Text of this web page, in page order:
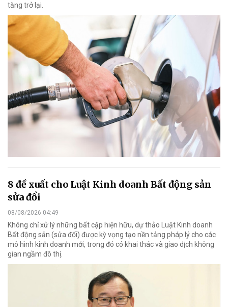
tăng trở lại.
8 đề xuất cho Luật Kinh doanh Bất động sản
sửa đổi
08/08/2026 04:49
Không chỉ xử lý những bất cập hiện hữu, dự thảo Luật Kinh doanh
Bất động sản (sửa đổi) được kỳ vọng tạo nền tảng pháp lý cho các
mô hình kinh doanh mới, trong đó có khai thác và giao dịch không
gian ngầm đô thị.